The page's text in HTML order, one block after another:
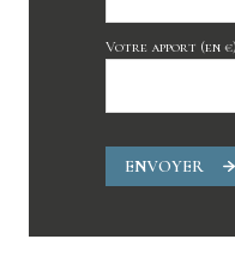
Votre apport (en
ENVOYER